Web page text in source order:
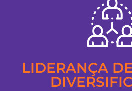
LIDERANÇA